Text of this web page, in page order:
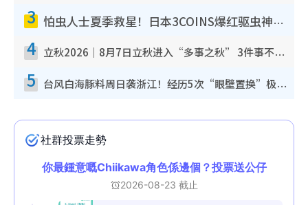
3 怕虫人士夏季救星！日本3COINS爆红驱虫神器$45起 1招“全程免触碰”轻松搞定小强
4 立秋2026｜8月7日立秋进入“多事之秋” 3件事不可做！专家教6招开运 清杂物／钱包纳气接好运
5 台风白海豚料周日袭浙江！经历5次“眼壁置换”极罕见 成登陆内地最长途台风